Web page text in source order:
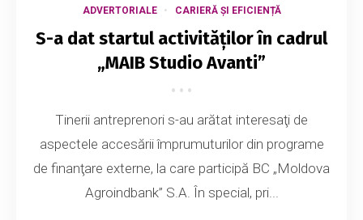
ADVERTORIALE CARIERĂ ȘI EFICIENȚĂ
S-a dat startul activităţilor în cadrul
„MAIB Studio Avanti”
Tinerii antreprenori s-au arătat interesaţi de
aspectele accesării împrumuturilor din programe
de finanţare externe, la care participă BC „Moldova
Agroindbank” S.A. În special, pri...